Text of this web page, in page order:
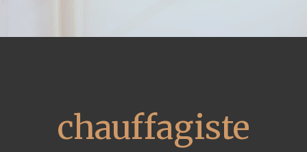
chauffagiste